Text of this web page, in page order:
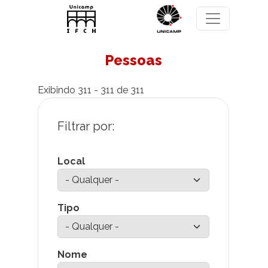
Pular para o conteúdo principal
Pessoas
Exibindo 311 - 311 de 311
Local
Tipo
Nome